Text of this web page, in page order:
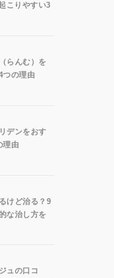
こりやすい3
らんむ）を
つの理由
デンをおす
理由
けど治る？9
な治し方を
ュの口コ